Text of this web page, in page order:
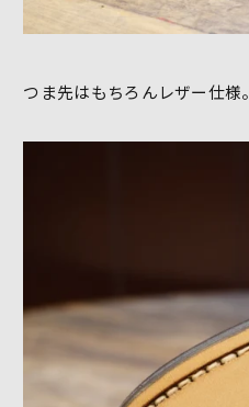
つま先はもちろんレザー仕様。